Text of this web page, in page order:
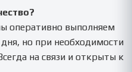
оперативно выполняем
но при необходимости
на связи и открыты к